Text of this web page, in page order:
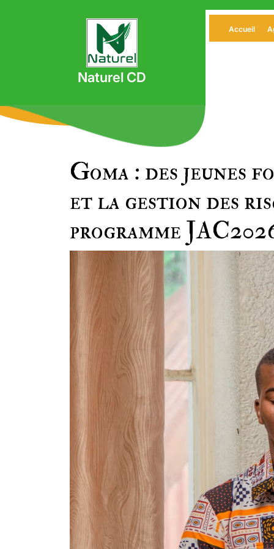
Naturel CD
Accueil
Goma : des jeunes
et la gestion des
programme